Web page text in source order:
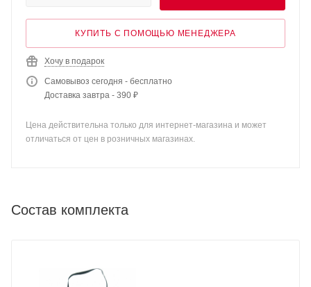
КУПИТЬ С ПОМОЩЬЮ МЕНЕДЖЕРА
Хочу в подарок
Самовывоз сегодня - бесплатно
Доставка завтра - 390 ₽
Цена действительна только для интернет-магазина и может
отличаться от цен в розничных магазинах.
Состав комплекта